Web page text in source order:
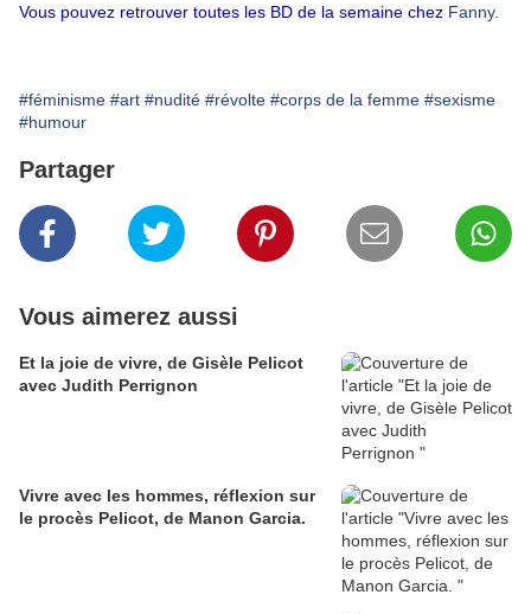
Vous pouvez retrouver toutes les BD de la semaine chez Fanny.
#féminisme #art #nudité #révolte #corps de la femme #sexisme
#humour
Partager
Vous aimerez aussi
Et la joie de vivre, de Gisèle Pelicot
avec Judith Perrignon
Vivre avec les hommes, réflexion sur
le procès Pelicot, de Manon Garcia.